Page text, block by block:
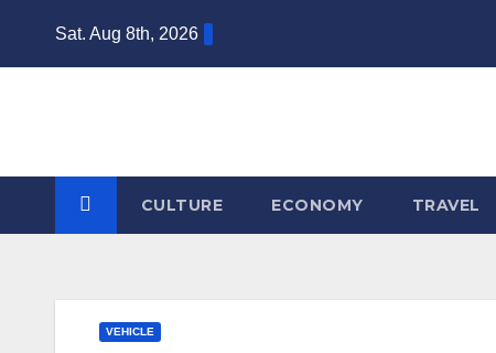
Sat. Aug 8th, 2026
CULTURE ECONOMY TRAVEL
VEHICLE